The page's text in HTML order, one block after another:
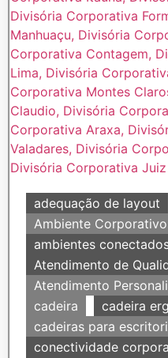
adequação de layout
Ambiente Corporativo
ambientes
Atendimento de
Atendimento
cadeira
cadeira
cadeiras para
conectividade